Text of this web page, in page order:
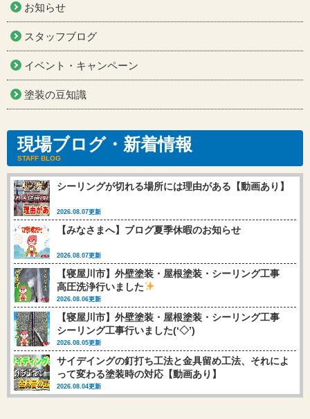
お知らせ
スタッフブログ
イベント・キャンペーン
塗装の豆知識
現場ブログ・新着情報
STAFF BLOG
シーリングが切れる場所には理由がある【動画あり】
2026.08.07更新
【みなさまへ】ブログ夏季休暇のお知らせ
2026.08.07更新
【寝屋川市】外壁塗装・屋根塗装・シーリング工事
高圧洗浄行いました
2026.08.06更新
【寝屋川市】外壁塗装・屋根塗装・シーリング工事
シーリング工事行いました(‘◇’)ゞ
2026.08.05更新
サイデイングの釘打ち工法と金具留め工法、それによ
って変わる塗装時の対応【動画あり】
2026.08.04更新